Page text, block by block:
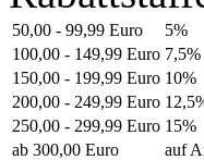
50,00 - 99,99 Euro
5%
100,00 - 149,99 Euro 7,5%
150,00 - 199,99 Euro 10%
200,00 - 249,99 Euro
250,00 - 299,99 Euro 15%
ab 300,00 Euro
auf